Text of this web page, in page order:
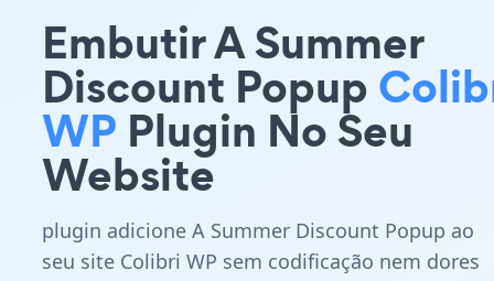
Embutir A Summer
Discount Popup
WP Plugin No Seu
Website
plugin adicione A Summer Discount Popup ao
seu site Colibri WP sem codificação nem dores